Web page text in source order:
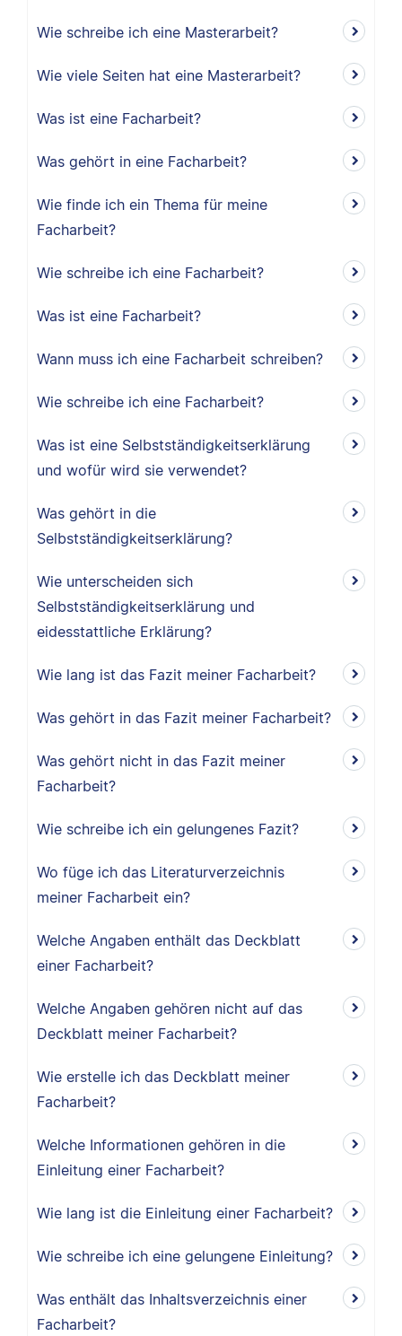
Wie schreibe ich eine Masterarbeit?
Wie viele Seiten hat eine Masterarbeit?
Was ist eine Facharbeit?
Was gehört in eine Facharbeit?
Wie finde ich ein Thema für meine
Facharbeit?
Wie schreibe ich eine Facharbeit?
Was ist eine Facharbeit?
Wann muss ich eine Facharbeit schreiben?
Wie schreibe ich eine Facharbeit?
Was ist eine Selbstständigkeitserklärung
und wofür wird sie verwendet?
Was gehört in die
Selbstständigkeitserklärung?
Wie unterscheiden sich
Selbstständigkeitserklärung und
eidesstattliche Erklärung?
Wie lang ist das Fazit meiner Facharbeit?
Was gehört in das Fazit meiner Facharbeit?
Was gehört nicht in das Fazit meiner
Facharbeit?
Wie schreibe ich ein gelungenes Fazit?
Wo füge ich das Literaturverzeichnis
meiner Facharbeit ein?
Welche Angaben enthält das Deckblatt
einer Facharbeit?
Welche Angaben gehören nicht auf das
Deckblatt meiner Facharbeit?
Wie erstelle ich das Deckblatt meiner
Facharbeit?
Welche Informationen gehören in die
Einleitung einer Facharbeit?
Wie lang ist die Einleitung einer Facharbeit?
Wie schreibe ich eine gelungene Einleitung?
Was enthält das Inhaltsverzeichnis einer
Facharbeit?